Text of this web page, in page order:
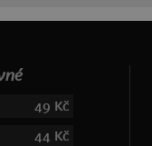
49 Kč
44 Kč